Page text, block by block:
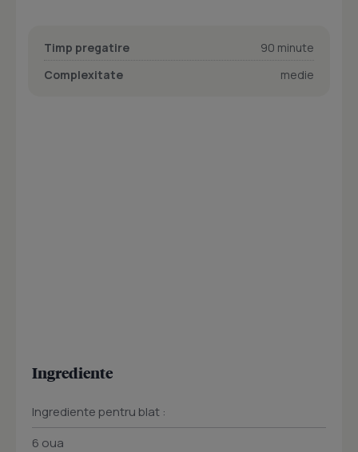
Timp pregatire
90 minute
Complexitate
medie
Ingrediente
Ingrediente pentru blat :
6 oua